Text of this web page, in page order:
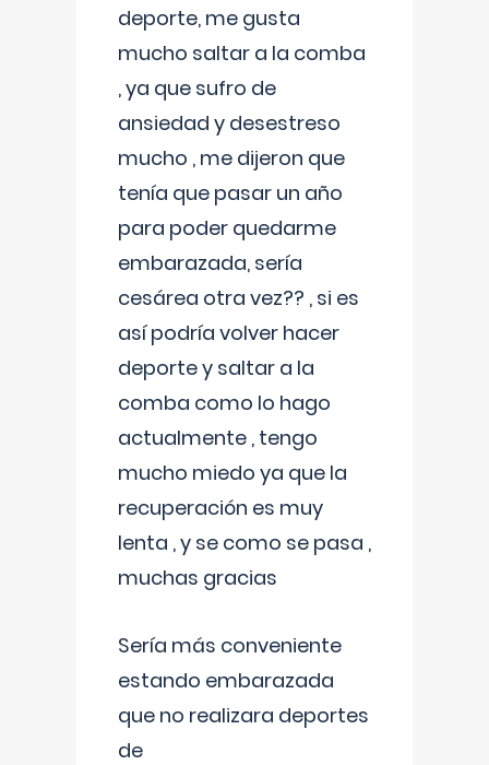
deporte, me gusta
mucho saltar a la comba
, ya que sufro de
ansiedad y desestreso
mucho , me dijeron que
tenía que pasar un año
para poder quedarme
embarazada, sería
cesárea otra vez?? , si es
así podría volver hacer
deporte y saltar a la
comba como lo hago
actualmente , tengo
mucho miedo ya que la
recuperación es muy
lenta , y se como se pasa ,
muchas gracias
Sería más conveniente
estando embarazada
que no realizara deportes
de